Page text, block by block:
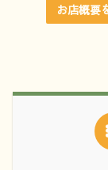
お店概要